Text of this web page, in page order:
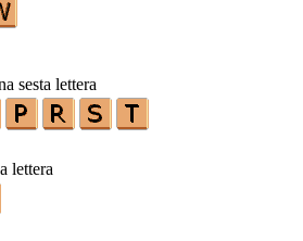
sesta lettera
lettera